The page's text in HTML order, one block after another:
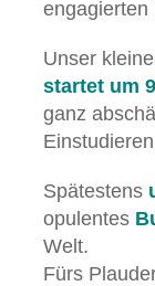
engagierten
Unser
startet um
ganz
Spätestens
opulentes
Welt.
Fürs